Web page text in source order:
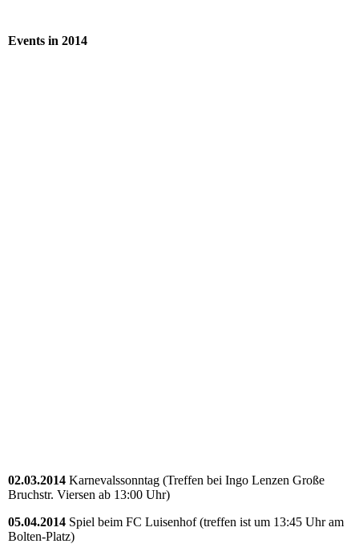
Events in 2014
02.03.2014 Karnevalssonntag (Treffen bei Ingo Lenzen Große
Bruchstr. Viersen ab 13:00 Uhr)
05.04.2014 Spiel beim FC Luisenhof (treffen ist um 13:45 Uhr am
Bolten-Platz)